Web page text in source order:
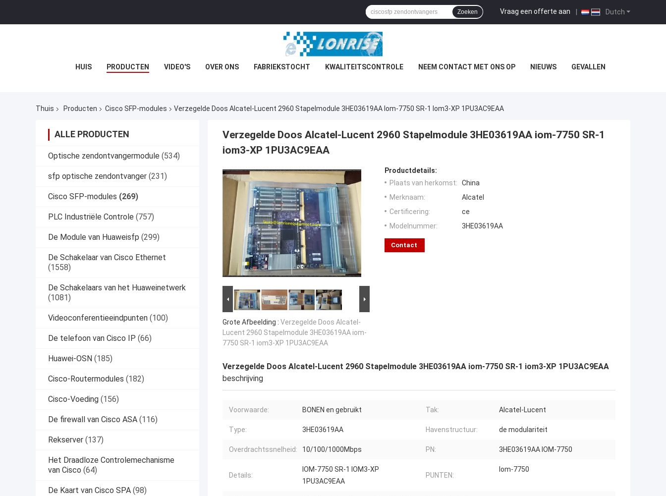
Dutch
Vraag een offerte aan |
Zoeken
HUIS PRODUCTEN VIDEO'S OVER ONS FABRIEKSTOCHT KWALITEITSCONTROLE NEEM CONTACT MET ONS OP NIEUWS GEVALLEN
Thuis Producten Cisco SFP-modules Verzegelde Doos Alcatel-Lucent 2960 Stapelmodule 3HE03619AA Iom-7750 SR-1 Iom3-XP 1PU3AC9EAA
ALLE PRODUCTEN
Optische zendontvangermodule (534)
sfp optische zendontvanger (231)
Cisco SFP-modules (269)
PLC Industriële Controle (757)
De Module van Huaweisfp (299)
De Schakelaar van Cisco Ethernet
(1558)
De Schakelaars van het Huaweinetwerk
(1081)
Videoconferentieeindpunten (100)
De telefoon van Cisco IP (66)
Huawei-OSN (185)
Cisco-Routermodules (182)
Cisco-Voeding (156)
De firewall van Cisco ASA (116)
Rekserver (137)
Het Draadloze Controlemechanisme
van Cisco (64)
De Kaart van Cisco SPA (98)
Verzegelde Doos Alcatel-Lucent 2960 Stapelmodule 3HE03619AA iom-7750 SR-1
iom3-XP 1PU3AC9EAA
Grote Afbeelding : Verzegelde Doos Alcatel-
Lucent 2960 Stapelmodule 3HE03619AA iom-
7750 SR-1 iom3-XP 1PU3AC9EAA
Productdetails:
Plaats van herkomst:
China
Merknaam:
Alcatel
Certificering:
ce
Modelnummer:
3HE03619AA
Contact
Verzegelde Doos Alcatel-Lucent 2960 Stapelmodule 3HE03619AA iom-7750 SR-1 iom3-XP 1PU3AC9EAA
beschrijving
Voorwaarde: BONEN en gebruikt Tak: Alcatel-Lucent
Type: 3HE03619AA Havenstructuur: de modulariteit
Overdrachtssnelheid: 10/100/1000Mbps PN: 3HE03619AA IOM-7750
Details:
IOM-7750 SR-1 IOM3-XP
1PU3AC9EAA
PUNTEN:
Iom-7750